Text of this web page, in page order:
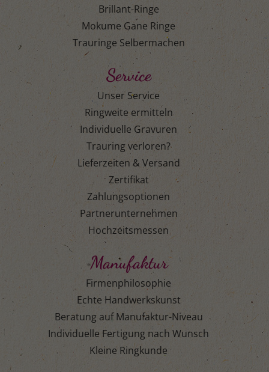
Brillant-Ringe
Mokume Gane Ringe
Trauringe Selbermachen
Service
Unser Service
Ringweite ermitteln
Individuelle Gravuren
Trauring verloren?
Lieferzeiten & Versand
Zertifikat
Zahlungsoptionen
Partnerunternehmen
Hochzeitsmessen
Manufaktur
Firmenphilosophie
Echte Handwerkskunst
Beratung auf Manufaktur-Niveau
Individuelle Fertigung nach Wunsch
Kleine Ringkunde